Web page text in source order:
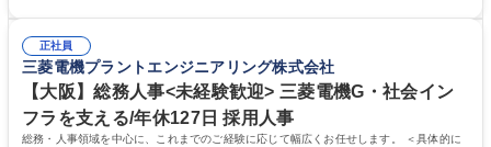
表するインフラ企業 #ポテンシャル採用
72.html ■エネルギーセキュリティの不安定化や気候変動による自然災害の
甚大化など、これまで以上に社会課題解決の重要性が高まっています。
「未来の日常」の創造に向けて持続可能な社会の実現に貢献してまいりま
す。 学歴・資格 学歴：大学院 大学 語学力： 資格：
正社員
三菱電機プラントエンジニアリング株式会社
【大阪】総務人事<未経験歓迎> 三菱電機G・社会イン
フラを支える/年休127日 採用人事
総務・人事領域を中心に、これまでのご経験に応じて幅広くお任せします。 ＜具体的に